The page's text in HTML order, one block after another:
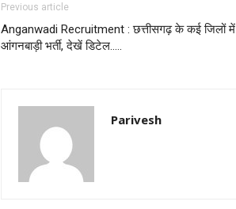
Previous article
Anganwadi Recruitment : छत्तीसगढ़ के कई जिलों में
आंगनबाड़ी भर्ती, देखें डिटेल…..
Parivesh